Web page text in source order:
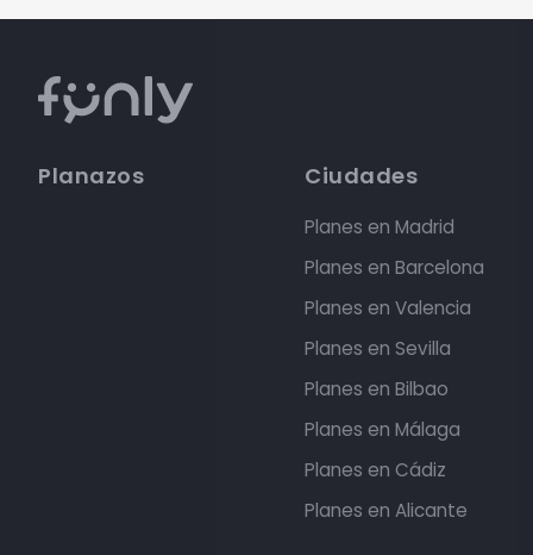
Planazos Ciudades
Planes en Madrid
Planes en Barcelona
Planes en Valencia
Planes en Sevilla
Planes en Bilbao
Planes en Málaga
Planes en Cádiz
Planes en Alicante